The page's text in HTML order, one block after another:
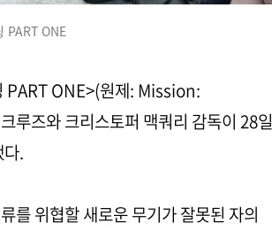
PART ONE
PART ONE>(원제: Mission:
즈와 크리스토퍼 맥쿼리 감독이 28일
.
를 위협할 새로운 무기가 잘못된 자의